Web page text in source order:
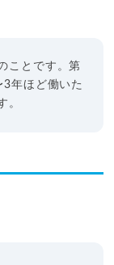
ことです。第
年ほど働いた
。